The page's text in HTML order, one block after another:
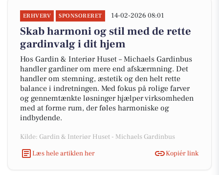
ERHVERV SPONSORERET 14-02-2026 08:01
Skab harmoni og stil med de rette
gardinvalg i dit hjem
Hos Gardin & Interiør Huset – Michaels Gardinbus
handler gardiner om mere end afskærmning. Det
handler om stemning, æstetik og den helt rette
balance i indretningen. Med fokus på rolige farver
og gennemtænkte løsninger hjælper virksomheden
med at forme rum, der føles harmoniske og
indbydende.
Kilde: Gardin & Interiør Huset - Michaels Gardinbus
Læs hele artiklen her
Kopiér link